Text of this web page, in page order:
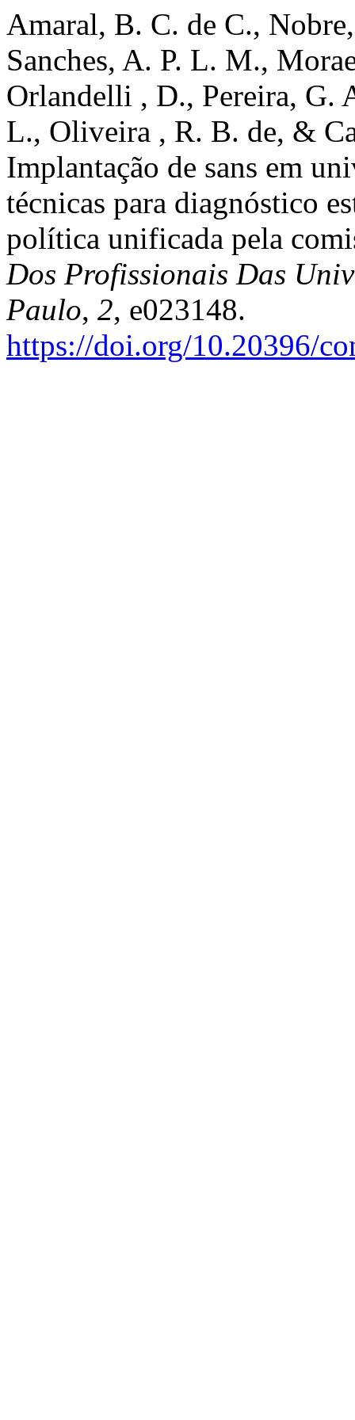
Amaral, B. C. de C.,
Sanches, A. P. L. M.,
Orlandelli , D., Pereira, G.
L., Oliveira , R. B. de, &
Implantação de sans em
técnicas para diagnóstico
política unificada pela
Dos Profissionais Das
Paulo, 2, e023148.
https://doi.org/10.20396/